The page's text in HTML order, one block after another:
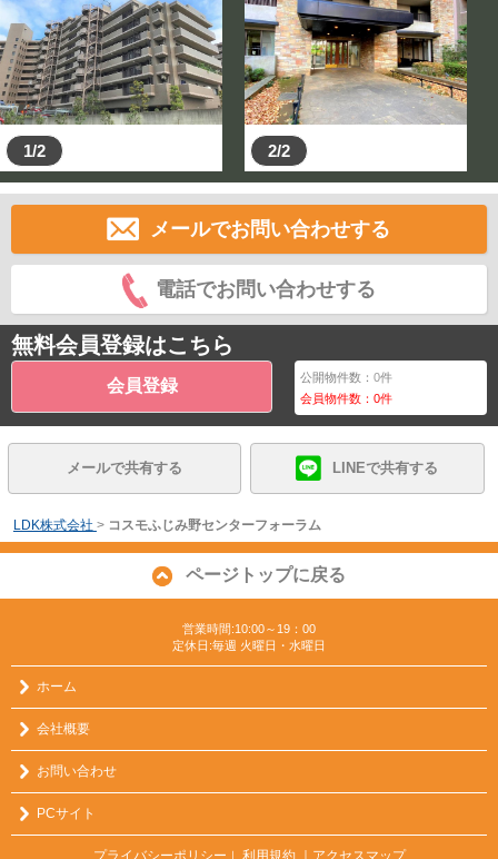
1/2 2/2
メールでお問い合わせする
電話でお問い合わせする
無料会員登録はこちら
会員登録 公開物件数：0件
会員物件数：0件
メールで共有する LINEで共有する
LDK株式会社 > コスモふじみ野センターフォーラム
ページトップに戻る
営業時間:10:00～19：00
定休日:毎週 火曜日・水曜日
ホーム
会社概要
お問い合わせ
PCサイト
プライバシーポリシー ｜ 利用規約 ｜アクセスマップ